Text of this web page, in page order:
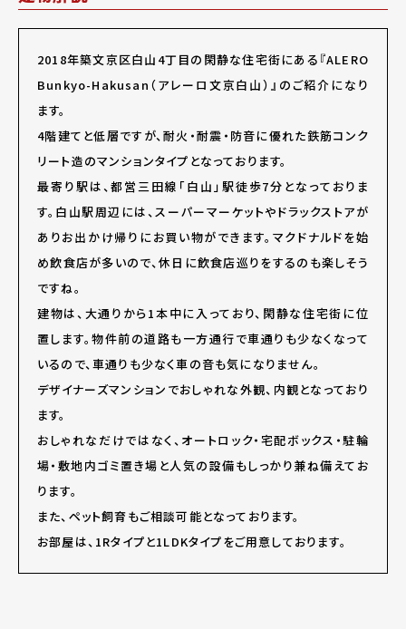
2018年築文京区白山4丁目の閑静な住宅街にある『ALERO
Bunkyo-Hakusan（アレーロ文京白山）』のご紹介になり
ます。
4階建てと低層ですが、耐火・耐震・防音に優れた鉄筋コンク
リート造のマンションタイプとなっております。
最寄り駅は、都営三田線「白山」駅徒歩7分となっておりま
す。白山駅周辺には、スーパーマーケットやドラックストアが
ありお出かけ帰りにお買い物ができます。マクドナルドを始
め飲食店が多いので、休日に飲食店巡りをするのも楽しそう
ですね。
建物は、大通りから1本中に入っており、閑静な住宅街に位
置します。物件前の道路も一方通行で車通りも少なくなって
いるので、車通りも少なく車の音も気になりません。
デザイナーズマンションでおしゃれな外観、内観となっており
ます。
おしゃれなだけではなく、オートロック・宅配ボックス・駐輪
場・敷地内ゴミ置き場と人気の設備もしっかり兼ね備えてお
ります。
また、ペット飼育もご相談可能となっております。
お部屋は、1Rタイプと1LDKタイプをご用意しております。